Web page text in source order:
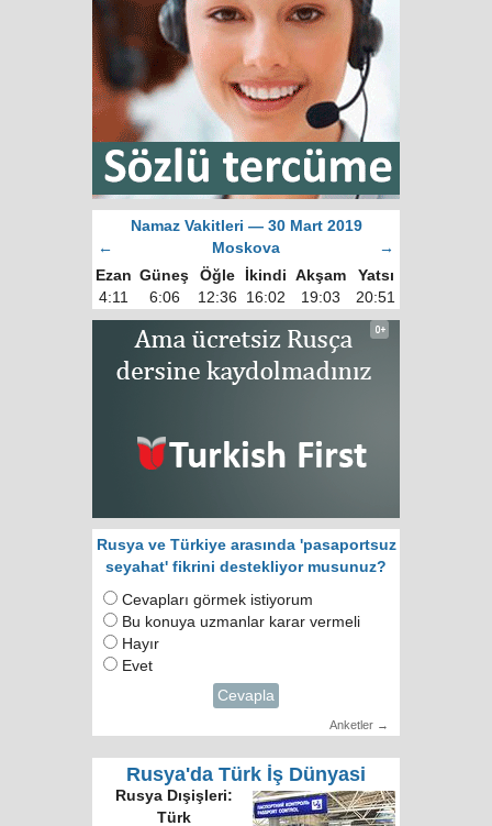
Namaz Vakitleri — 30 Mart 2019
←
Moskova
→
Ezan Güneş Öğle İkindi Akşam
Yatsı
4:11
6:06 12:36 16:02 19:03 20:51
Rusya ve Türkiye arasında 'pasaportsuz
seyahat' fikrini destekliyor musunuz?
Cevapları görmek istiyorum
Bu konuya uzmanlar karar vermeli
Hayır
Evet
Cevapla
Anketler →
Rusya'da Türk İş Dünyasi
Rusya Dışişleri:
Türk